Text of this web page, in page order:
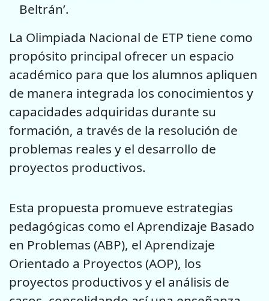
Beltrán’.
La Olimpiada Nacional de ETP tiene como
propósito principal ofrecer un espacio
académico para que los alumnos apliquen
de manera integrada los conocimientos y
capacidades adquiridas durante su
formación, a través de la resolución de
problemas reales y el desarrollo de
proyectos productivos.
Esta propuesta promueve estrategias
pedagógicas como el Aprendizaje Basado
en Problemas (ABP), el Aprendizaje
Orientado a Proyectos (AOP), los
proyectos productivos y el análisis de